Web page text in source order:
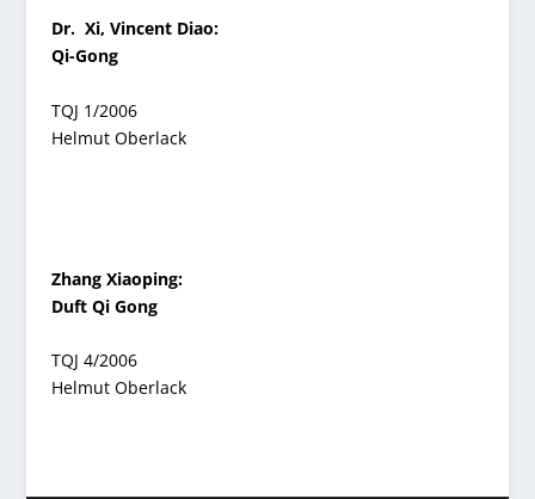
Dr. Xi, Vincent Diao:
Qi-Gong
TQJ 1/2006
Helmut Oberlack
Zhang Xiaoping:
Duft Qi Gong
TQJ 4/2006
Helmut Oberlack